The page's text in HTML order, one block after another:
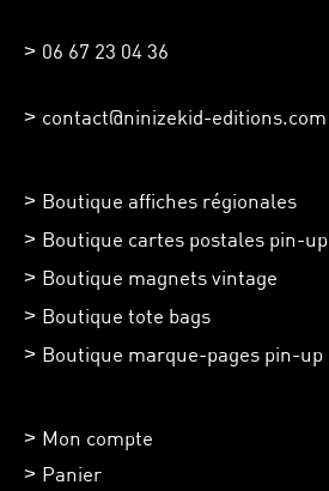
06 67 23 04 36
contact@ninizekid-editions.com
Boutique affiches régionales
Boutique cartes postales pin-up
Boutique magnets vintage
Boutique tote bags
Boutique marque-pages pin-up
Mon compte
Panier